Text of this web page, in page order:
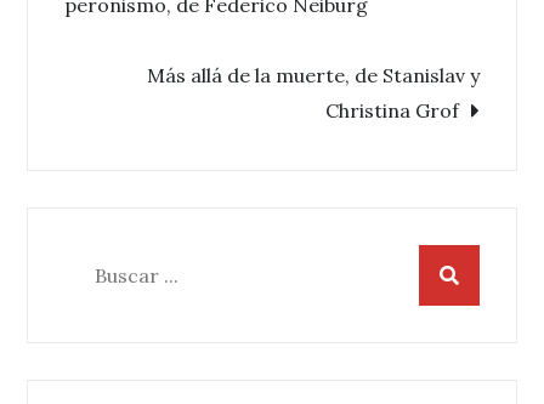
peronismo, de Federico Neiburg
Más allá de la muerte, de Stanislav y
Christina Grof